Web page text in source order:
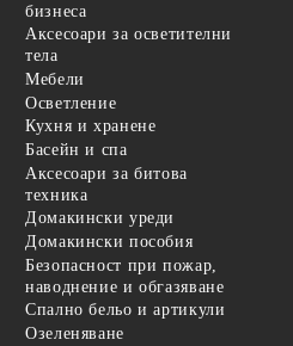
бизнеса
Аксесоари за осветителни
тела
Мебели
Осветление
Кухня и хранене
Басейн и спа
Аксесоари за битова
техника
Домакински уреди
Домакински пособия
Безопасност при пожар,
наводнение и обгазяване
Спално бельо и артикули
Озеленяване